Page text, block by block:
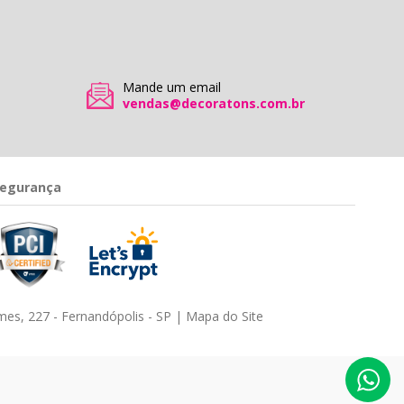
Mande um email
vendas@decoratons.com.br
227 - Fernandópolis - SP | Mapa do Site